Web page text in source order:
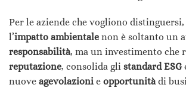
Per le aziende che vogliono distinguersi,
l’impatto ambientale non è soltanto un
responsabilità, ma un investimento che
reputazione, consolida gli standard ESG
nuove agevolazioni e opportunitàdi